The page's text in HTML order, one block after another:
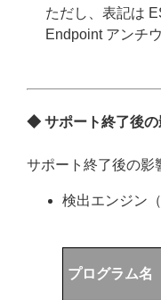
ただし、表記は
Endpoint アンチ
◆ サポート終了後の
サポート終了後の影
検出エンジン
プログラム名